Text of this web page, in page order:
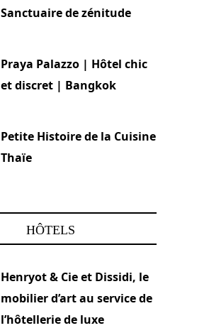
Sanctuaire de zénitude
Praya Palazzo | Hôtel chic
et discret | Bangkok
Petite Histoire de la Cuisine
Thaïe
HÔTELS
Henryot & Cie et Dissidi, le
mobilier d’art au service de
l’hôtellerie de luxe